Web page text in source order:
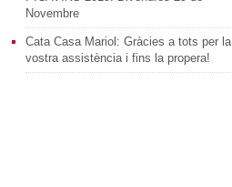
Novembre
Cata Casa Mariol: Gràcies a tots per la
vostra assistència i fins la propera!